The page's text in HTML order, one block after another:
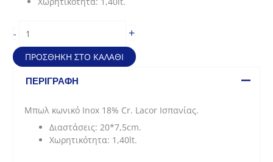
3,98€.
-
κωνικό
inox
(1,40lt
+
ΠΡΟΣΘΉΚΗ ΣΤΟ ΚΑΛΆΘΙ
ΠΕΡΙΓΡΑΦΉ
Μπωλ κωνικό Inox 18% Cr. Lacor Ισπανίας.
Διαστάσεις: 20*7,5cm.
Χωρητικότητα: 1,40lt.